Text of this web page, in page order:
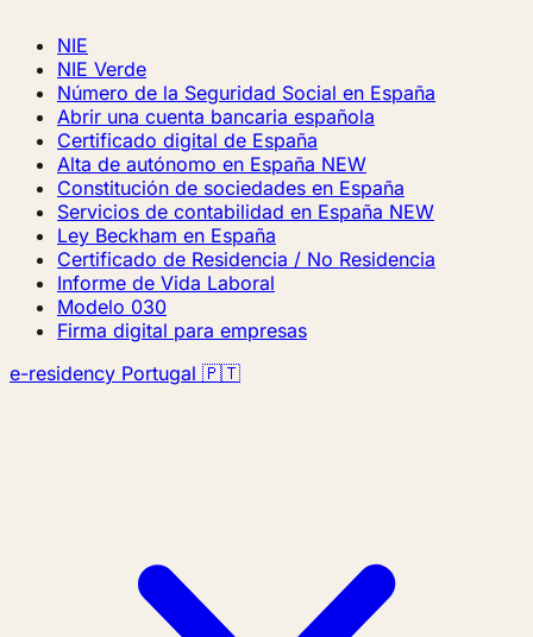
NIE
NIE Verde
Número de la Seguridad Social en España
Abrir una cuenta bancaria española
Certificado digital de España
Alta de autónomo en España NEW
Constitución de sociedades en España
Servicios de contabilidad en España NEW
Ley Beckham en España
Certificado de Residencia / No Residencia
Informe de Vida Laboral
Modelo 030
Firma digital para empresas
e-residency Portugal 🇵🇹